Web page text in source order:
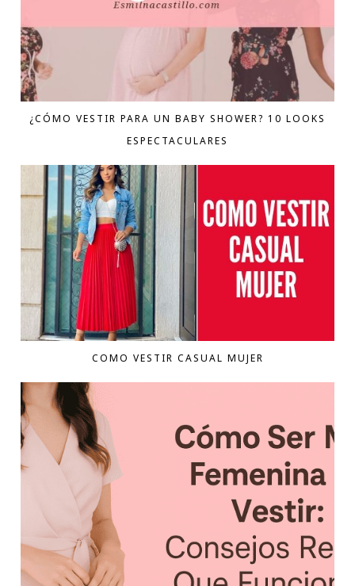
¿CÓMO VESTIR PARA UN BABY SHOWER? 10 LOOKS
ESPECTACULARES
COMO VESTIR CASUAL MUJER